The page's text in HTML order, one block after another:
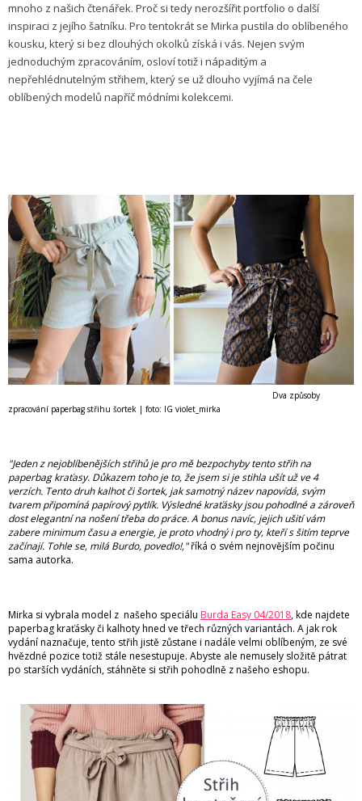
mnoho z našich čtenářek. Proč si tedy nerozšířit portfolio o další
inspiraci z jejího šatníku. Pro tentokrát se Mirka pustila do oblíbeného
kousku, který si bez dlouhých okolků získá i vás. Nejen svým
jednoduchým zpracováním, osloví totiž i nápaditým a
nepřehlédnutelným střihem, který se už dlouho vyjímá na čele
oblíbených modelů napříč módními kolekcemi.
Dva způsoby
zpracování paperbag střihu šortek | foto: IG violet_mirka
"Jeden z nejoblíbenějších střihů je pro mě bezpochyby tento střih na
paperbag kraťasy. Důkazem toho je to, že jsem si je stihla ušít už ve 4
verzích. Tento druh kalhot či šortek, jak samotný název napovídá, svým
tvarem připomíná papírový pytlík. Výsledné kraťásky jsou pohodlné a zároveň
dost elegantní na nošení třeba do práce. A bonus navíc, jejich ušití vám
zabere minimum času a energie, je proto vhodný i pro ty, kteří s šitím teprve
začínají. Tohle se, milá Burdo, povedlo!,"říká o svém nejnovějším počinu
sama autorka.
Mirka si vybrala model z našeho speciálu Burda Easy 04/2018, kde najdete
paperbag kraťásky či kalhoty hned ve třech různých variantách. A jak rok
vydání naznačuje, tento střih jistě zůstane i nadále velmi oblíbeným, ze své
hvězdné pozice totiž stále nesestupuje. Abyste ale nemusely složitě pátrat
po starších vydáních, stáhněte si střih pohodlně z našeho eshopu.